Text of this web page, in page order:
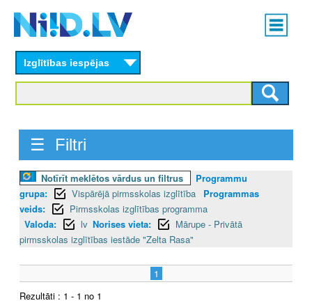
content
Main
menu
Izglītības iespējas
☰ Filtri
Notīrīt meklētos vārdus un filtrus
Programmu
grupa:
Vispārējā pirmsskolas izglītība
Programmas
veids:
Pirmsskolas izglītības programma
Valoda:
lv Norises vieta:
Mārupe - Privātā
pirmsskolas izglītības iestāde "Zelta Rasa"
1
Rezultāti : 1 - 1 no 1